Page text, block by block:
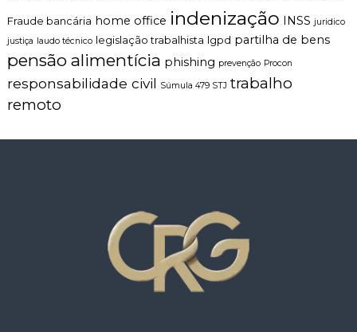
Fraude bancária home office indenização INSS juridico
justiça laudo técnico legislação trabalhista lgpd partilha de bens
pensão alimentícia phishing prevenção Procon
responsabilidade civil Súmula 479 STJ trabalho
remoto